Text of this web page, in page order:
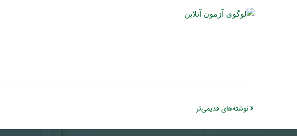
نوشته‌های قدیمی‌تر